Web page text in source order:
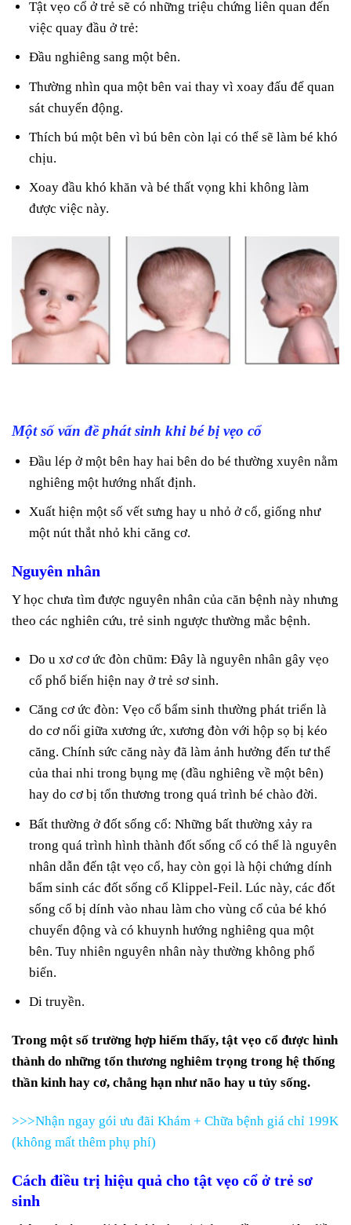
Tật vẹo cổ ở trẻ sẽ có những triệu chứng liên quan đến
việc quay đầu ở trẻ:
Đầu nghiêng sang một bên.
Thường nhìn qua một bên vai thay vì xoay đấu để quan
sát chuyển động.
Thích bú một bên vì bú bên còn lại có thể sẽ làm bé khó
chịu.
Xoay đầu khó khăn và bé thất vọng khi không làm
được việc này.
Một số vấn đề phát sinh khi bé bị vẹo cổ
Đầu lép ở một bên hay hai bên do bé thường xuyên nằm
nghiêng một hướng nhất định.
Xuất hiện một số vết sưng hay u nhỏ ở cổ, giống như
một nút thắt nhỏ khi căng cơ.
Nguyên nhân
Y học chưa tìm được nguyên nhân của căn bệnh này nhưng
theo các nghiên cứu, trẻ sinh ngược thường mắc bệnh.
Do u xơ cơ ức đòn chũm: Đây là nguyên nhân gây vẹo
cổ phổ biến hiện nay ở trẻ sơ sinh.
Căng cơ ức đòn: Vẹo cổ bẩm sinh thường phát triển là
do cơ nối giữa xương ức, xương đòn với hộp sọ bị kéo
căng. Chính sức căng này đã làm ảnh hưởng đến tư thể
của thai nhi trong bụng mẹ (đầu nghiêng về một bên)
hay do cơ bị tổn thương trong quá trình bé chào đời.
Bất thường ở đốt sống cổ: Những bất thường xảy ra
trong quá trình hình thành đốt sống cổ có thể là nguyên
nhân dẫn đến tật vẹo cổ, hay còn gọi là hội chứng dính
bẩm sinh các đốt sống cổ Klippel-Feil. Lúc này, các đốt
sống cổ bị dính vào nhau làm cho vùng cổ của bé khó
chuyển động và có khuynh hướng nghiêng qua một
bên. Tuy nhiên nguyên nhân này thường không phổ
biến.
Di truyền.
Trong một số trường hợp hiếm thấy, tật vẹo cổ được hình
thành do những tổn thương nghiêm trọng trong hệ thống
thần kinh hay cơ, chẳng hạn như não hay u tủy sống.
>>>Nhận ngay gói ưu đãi Khám + Chữa bệnh giá chỉ 199K
(không mất thêm phụ phí)
Cách điều trị hiệu quả cho tật vẹo cổ ở trẻ sơ
sinh